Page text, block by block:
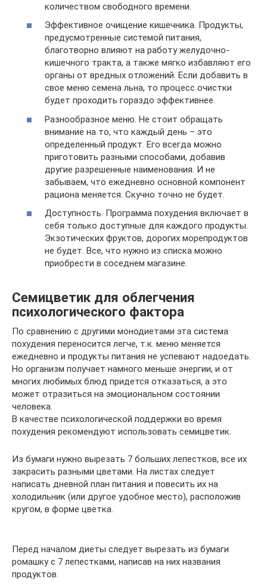
количеством свободного времени.
Эффективное очищение кишечника. Продукты,
предусмотренные системой питания,
благотворно влияют на работу желудочно-
кишечного тракта, а также мягко избавляют его
органы от вредных отложений. Если добавить в
свое меню семена льна, то процесс очистки
будет проходить гораздо эффективнее.
Разнообразное меню. Не стоит обращать
внимание на то, что каждый день – это
определенный продукт. Его всегда можно
приготовить разными способами, добавив
другие разрешенные наименования. И не
забываем, что ежедневно основной компонент
рациона меняется. Скучно точно не будет.
Доступность. Программа похудения включает в
себя только доступные для каждого продукты.
Экзотических фруктов, дорогих морепродуктов
не будет. Все, что нужно из списка можно
приобрести в соседнем магазине.
Семицветик для облегчения
психологического фактора
По сравнению с другими монодиетами эта система
похудения переносится легче, т.к. меню меняется
ежедневно и продукты питания не успевают надоедать.
Но организм получает намного меньше энергии, и от
многих любимых блюд придется отказаться, а это
может отразиться на эмоциональном состоянии
человека.
В качестве психологической поддержки во время
похудения рекомендуют использовать семицветик.
Из бумаги нужно вырезать 7 больших лепестков, все их
закрасить разными цветами. На листах следует
написать дневной план питания и повесить их на
холодильник (или другое удобное место), расположив
кругом, в форме цветка.
Перед началом диеты следует вырезать из бумаги
ромашку с 7 лепестками, написав на них названия
продуктов.